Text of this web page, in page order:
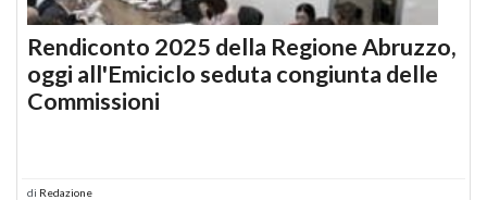
Rendiconto 2025 della Regione Abruzzo,
oggi all'Emiciclo seduta congiunta delle
Commissioni
di Redazione